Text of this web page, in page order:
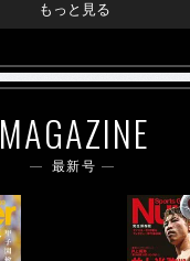
もっと見る
MAGAZINE
最新号